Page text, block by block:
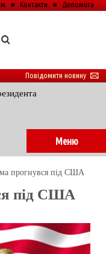
● Контакти ● Допомога
Меню
Повідомити новину 🖂
прогнувся під США
під США